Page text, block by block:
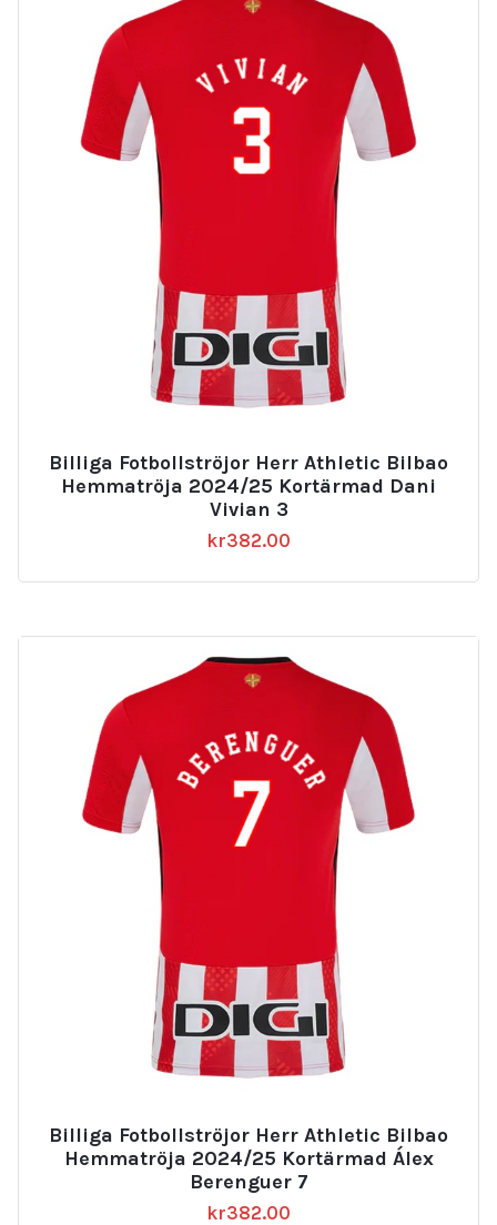
Billiga Fotbollströjor Herr Athletic Bilbao
Hemmatröja 2024/25 Kortärmad Dani
Vivian 3
kr382.00
Billiga Fotbollströjor Herr Athletic Bilbao
Hemmatröja 2024/25 Kortärmad Álex
Berenguer 7
kr382.00